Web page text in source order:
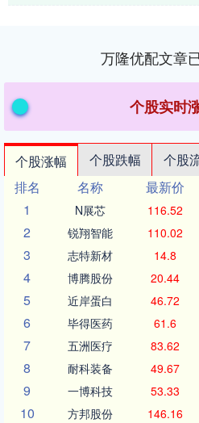
万隆优配文章
个股实时
个股涨幅 个股跌幅 个股
排名
名称 最新价
1
N展芯 116.52
2 锐翔智能 110.02
3 志特新材 14.8
4 博腾股份 20.44
5 近岸蛋白 46.72
6 毕得医药 61.6
7 五洲医疗 83.62
8 耐科装备 49.67
9 一博科技 53.33
10 方邦股份 146.16